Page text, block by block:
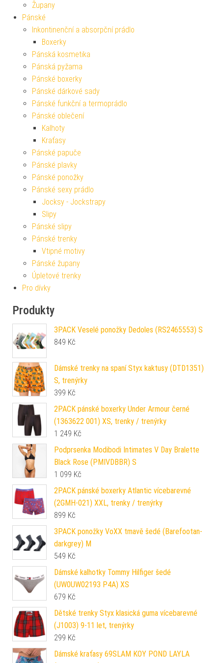
Župany
Pánské
Inkontinenční a absorpční prádlo
Boxerky
Pánská kosmetika
Pánská pyžama
Pánské boxerky
Pánské dárkové sady
Pánské funkční a termoprádlo
Pánské oblečení
Kalhoty
Kraťasy
Pánské papuče
Pánské plavky
Pánské ponožky
Pánské sexy prádlo
Jocksy - Jockstrapy
Slipy
Pánské slipy
Pánské trenky
Vtipné motivy
Pánské župany
Úpletové trenky
Pro dívky
Produkty
3PACK Veselé ponožky Dedoles (RS2465553) S
849 Kč
Dámské trenky na spaní Styx kaktusy (DTD1351)
S, trenýrky
399 Kč
2PACK pánské boxerky Under Armour černé
(1363622 001) XS, trenky / trenýrky
1 249 Kč
Podprsenka Modibodi Intimates V Day Bralette
Black Rose (PMIVDBBR) S
1 099 Kč
2PACK pánské boxerky Atlantic vícebarevné
(2GMH-021) XXL, trenky / trenýrky
899 Kč
3PACK ponožky VoXX tmavě šedé (Barefootan-
darkgrey) M
549 Kč
Dámské kalhotky Tommy Hilfiger šedé
(UW0UW02193 P4A) XS
679 Kč
Dětské trenky Styx klasická guma vícebarevné
(J1003) 9-11 let, trenýrky
299 Kč
Dámské kraťasy 69SLAM KOY POND LAYLA